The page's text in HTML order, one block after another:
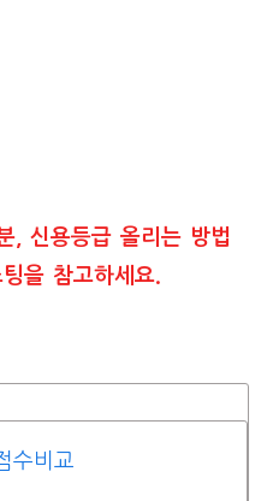
, 신용등급 올리는 방법
을 참고하세요.
수비교